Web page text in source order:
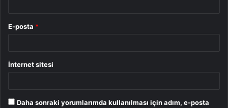
E-posta *
İnternet sitesi
Daha sonraki yorumlarımda kullanılması için adım, e-posta